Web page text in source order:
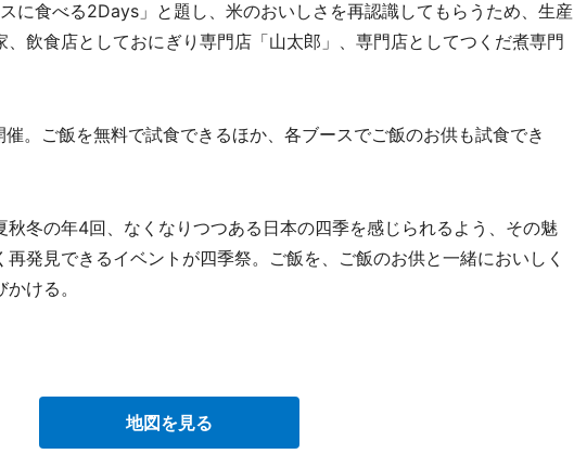
に食べる2Days」と題し、米のおいしさを再認識してもらうため、生産
飲食店としておにぎり専門店「山太郎」、専門店としてつくだ煮専門
。ご飯を無料で試食できるほか、各ブースでご飯のお供も試食でき
冬の年4回、なくなりつつある日本の四季を感じられるよう、その魅
発見できるイベントが四季祭。ご飯を、ご飯のお供と一緒においしく
ける。
地図を見る